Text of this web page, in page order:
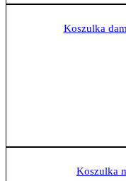
Koszulka
Koszulka